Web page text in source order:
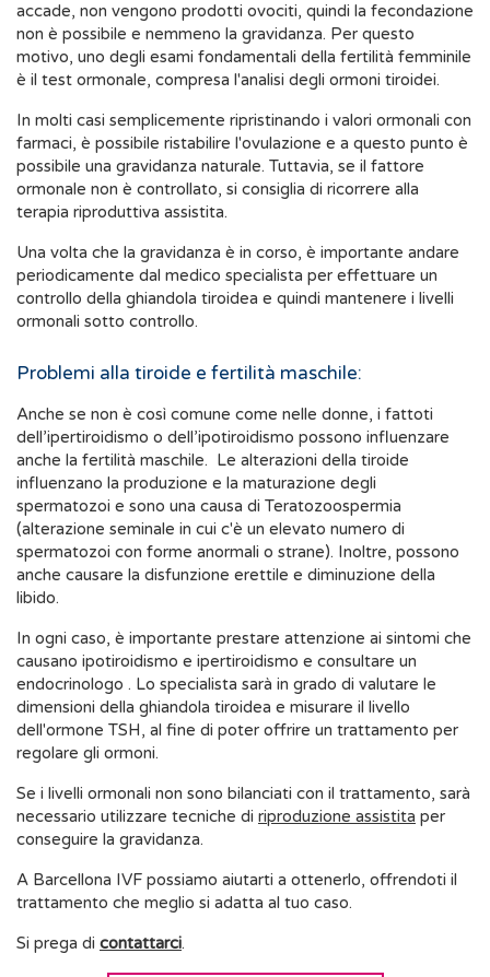
accade, non vengono prodotti ovociti, quindi la fecondazione
non è possibile e nemmeno la gravidanza. Per questo
motivo, uno degli esami fondamentali della fertilità femminile
è il test ormonale, compresa l'analisi degli ormoni tiroidei.
In molti casi semplicemente ripristinando i valori ormonali con
farmaci, è possibile ristabilire l'ovulazione e a questo punto è
possibile una gravidanza naturale. Tuttavia, se il fattore
ormonale non è controllato, si consiglia di ricorrere alla
terapia riproduttiva assistita.
Una volta che la gravidanza è in corso, è importante andare
periodicamente dal medico specialista per effettuare un
controllo della ghiandola tiroidea e quindi mantenere i livelli
ormonali sotto controllo.
Problemi alla tiroide e fertilità maschile:
Anche se non è così comune come nelle donne, i fattoti
dell’ipertiroidismo o dell’ipotiroidismo possono influenzare
anche la fertilità maschile. Le alterazioni della tiroide
influenzano la produzione e la maturazione degli
spermatozoi e sono una causa di Teratozoospermia
(alterazione seminale in cui c'è un elevato numero di
spermatozoi con forme anormali o strane). Inoltre, possono
anche causare la disfunzione erettile e diminuzione della
libido.
In ogni caso, è importante prestare attenzione ai sintomi che
causano ipotiroidismo e ipertiroidismo e consultare un
endocrinologo . Lo specialista sarà in grado di valutare le
dimensioni della ghiandola tiroidea e misurare il livello
dell'ormone TSH, al fine di poter offrire un trattamento per
regolare gli ormoni.
Se i livelli ormonali non sono bilanciati con il trattamento, sarà
necessario utilizzare tecniche di riproduzione assistita
conseguire la gravidanza.
A Barcellona IVF possiamo aiutarti a ottenerlo, offrendoti il
trattamento che meglio si adatta al tuo caso.
Si prega di contattarci.